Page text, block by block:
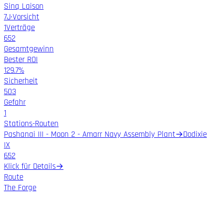
Sinq Laison
7J·Vorsicht
1Verträge
652
Gesamtgewinn
Bester ROI
129.7%
Sicherheit
503
Gefahr
1
Stations-Routen
Pashanai III - Moon 2 - Amarr Navy Assembly Plant→Dodixie
IX
652
Klick für Details→
Route
The Forge